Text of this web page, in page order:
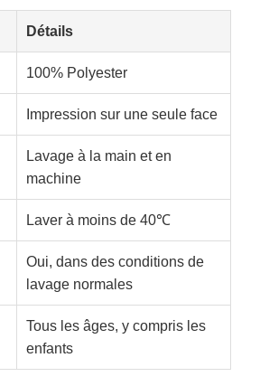
Détails
100% Polyester
Impression sur une seule face
Lavage à la main et en
machine
Laver à moins de 40℃
Oui, dans des conditions de
lavage normales
Tous les âges, y compris les
enfants